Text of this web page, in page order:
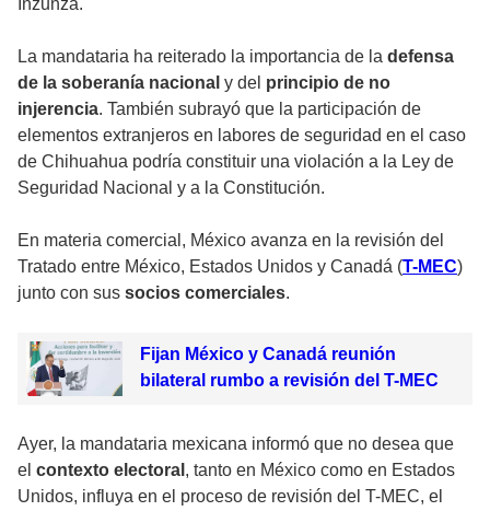
Inzunza.
La mandataria ha reiterado la importancia de la defensa
de la soberanía nacional y del principio de no
injerencia. También subrayó que la participación de
elementos extranjeros en labores de seguridad en el caso
de Chihuahua podría constituir una violación a la Ley de
Seguridad Nacional y a la Constitución.
En materia comercial, México avanza en la revisión del
Tratado entre México, Estados Unidos y Canadá (T-MEC)
junto con sus socios comerciales.
Fijan México y Canadá reunión
bilateral rumbo a revisión del T-MEC
Ayer, la mandataria mexicana informó que no desea que
el contexto electoral , tanto en México como en Estados
Unidos, influya en el proceso de revisión del T-MEC, el